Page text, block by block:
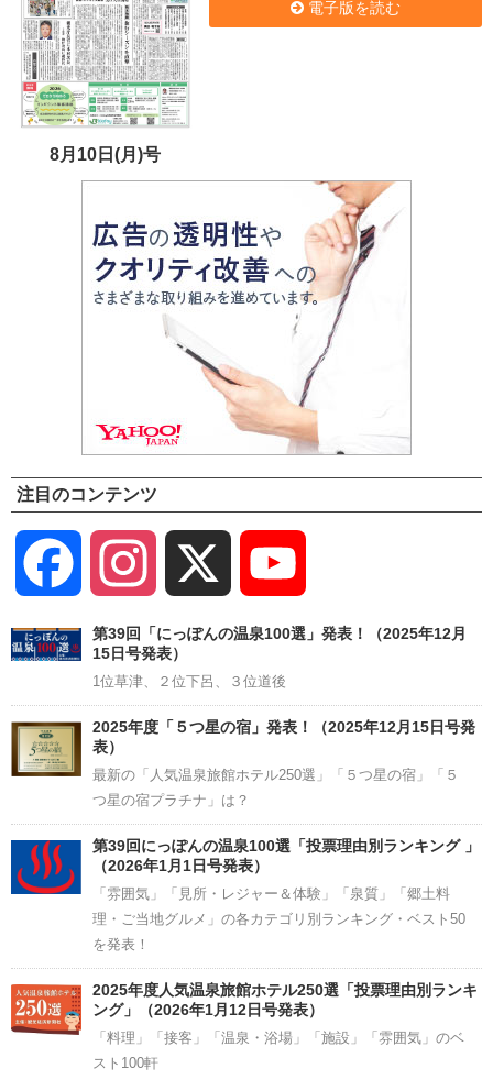
8月10日(月)号
電子版を読む
注目のコンテンツ
Facebook Instagram
Channel
第39回「にっぽんの温泉100選」発表！（2025年12月
15日号発表）
1位草津、２位下呂、３位道後
2025年度「５つ星の宿」発表！（2025年12月15日号発
表）
最新の「人気温泉旅館ホテル250選」「５つ星の宿」「５
つ星の宿プラチナ」は？
第39回にっぽんの温泉100選「投票理由別ランキング 」
（2026年1月1日号発表）
「雰囲気」「見所・レジャー＆体験」「泉質」「郷土料
理・ご当地グルメ」の各カテゴリ別ランキング・ベスト50
を発表！
2025年度人気温泉旅館ホテル250選「投票理由別ランキ
ング」（2026年1月12日号発表）
「料理」「接客」「温泉・浴場」「施設」「雰囲気」のベ
スト100軒